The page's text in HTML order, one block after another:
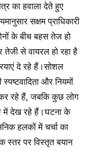
का हवाला देते हुए
सक्षम प्राधिकारी
के बीच बहस तेज हो
तेजी से वायरल हो रहा है
दे रहे हैं।सोशल
और नियमों
कर रहे हैं, जबकि कुछ लोग
में देख रहे हैं।घटना के
हलकों में चर्चा का
स्तर पर विस्तृत बयान